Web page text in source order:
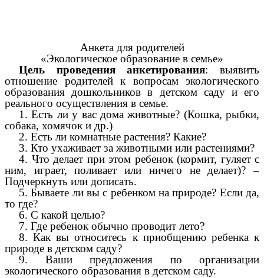
Анкета для родителей
«Экологическое образование в семье»
Цель проведения анкетирования: выявить
отношение родителей к вопросам экологического
образования дошкольников в детском саду и его
реального осуществления в семье.
1. Есть ли у вас дома животные? (Кошка, рыбки,
собака, хомячок и др.)
2. Есть ли комнатные растения? Какие?
3. Кто ухаживает за животными или растениями?
4. Что делает при этом ребенок (кормит, гуляет с
ним, играет, поливает или ничего не делает)? –
Подчеркнуть или дописать.
5. Бываете ли вы с ребенком на природе? Если да,
то где?
6. С какой целью?
7. Где ребенок обычно проводит лето?
8. Как вы относитесь к приобщению ребенка к
природе в детском саду?
9. Ваши предложения по организации
экологического образования в детском саду.